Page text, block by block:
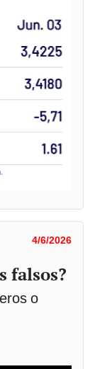
4/6/2026
falsos?
o